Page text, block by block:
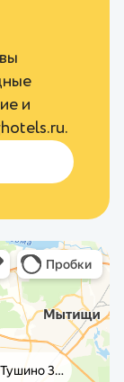
и
.